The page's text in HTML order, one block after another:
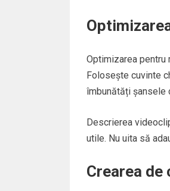
Optimizarea pentru
Folosește cuvinte
îmbunătăți șansele
Descrierea
utile. Nu uita să
Crearea